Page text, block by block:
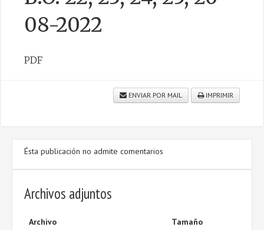
CONTACTO
08-2022
PDF
ENVIAR POR MAIL IMPRIMIR
Ésta publicación no admite comentarios
Archivos adjuntos
Archivo Tamaño